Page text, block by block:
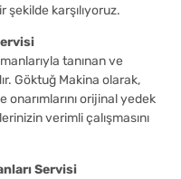
şekilde karşılıyoruz.
tanınan ve
Göktuğ Makina olarak,
onarımlarını orijinal yedek
verimli çalışmasını
Servisi